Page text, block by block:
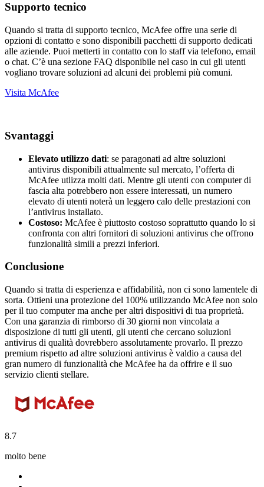
Supporto tecnico
Quando si tratta di supporto tecnico, McAfee offre una serie di
opzioni di contatto e sono disponibili pacchetti di supporto dedicati
alle aziende. Puoi metterti in contatto con lo staff via telefono, email
o chat. C’è una sezione FAQ disponibile nel caso in cui gli utenti
vogliano trovare soluzioni ad alcuni dei problemi più comuni.
Visita McAfee
Svantaggi
Elevato utilizzo dati: se paragonati ad altre soluzioni
antivirus disponibili attualmente sul mercato, l’offerta di
McAfee utlizza molti dati. Mentre gli utenti con computer di
fascia alta potrebbero non essere interessati, un numero
elevato di utenti noterà un leggero calo delle prestazioni con
l’antivirus installato.
Costoso: McAfee è piuttosto costoso soprattutto quando lo si
confronta con altri fornitori di soluzioni antivirus che offrono
funzionalità simili a prezzi inferiori.
Conclusione
Quando si tratta di esperienza e affidabilità, non ci sono lamentele di
sorta. Ottieni una protezione del 100% utilizzando McAfee non solo
per il tuo computer ma anche per altri dispositivi di tua proprietà.
Con una garanzia di rimborso di 30 giorni non vincolata a
disposizione di tutti gli utenti, gli utenti che cercano soluzioni
antivirus di qualità dovrebbero assolutamente provarlo. Il prezzo
premium rispetto ad altre soluzioni antivirus è valdio a causa del
gran numero di funzionalità che McAfee ha da offrire e il suo
servizio clienti stellare.
8.7
molto bene